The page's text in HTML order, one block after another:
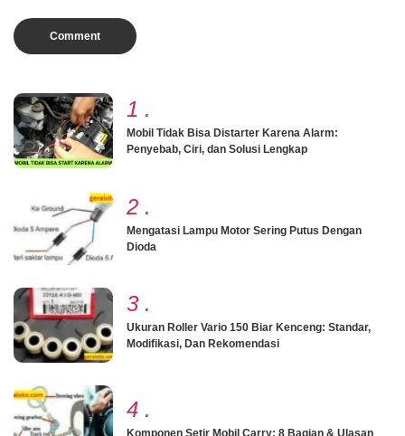
1 .
Mobil Tidak Bisa Distarter Karena Alarm:
Penyebab, Ciri, dan Solusi Lengkap
2 .
Mengatasi Lampu Motor Sering Putus Dengan
Dioda
3 .
Ukuran Roller Vario 150 Biar Kenceng: Standar,
Modifikasi, Dan Rekomendasi
4 .
Komponen Setir Mobil Carry: 8 Bagian & Ulasan